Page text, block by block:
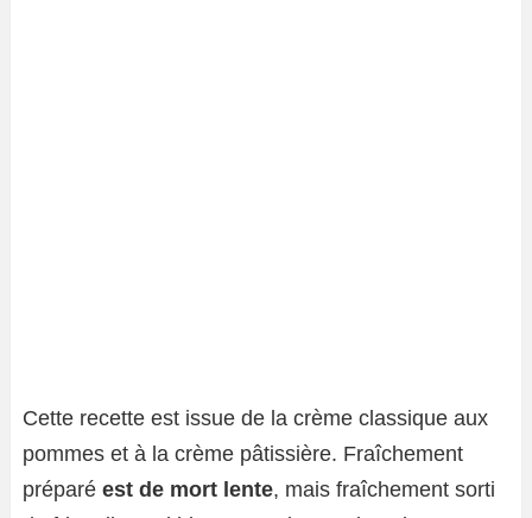
Cette recette est issue de la crème classique aux
pommes et à la crème pâtissière. Fraîchement
préparé est de mort lente, mais fraîchement sorti